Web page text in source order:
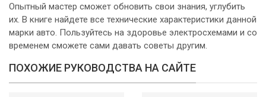
Опытный мастер сможет обновить свои знания, углубить
их. В книге найдете все технические характеристики данной
марки авто. Пользуйтесь на здоровье электросхемами и со
временем сможете сами давать советы другим.
ПОХОЖИЕ РУКОВОДСТВА НА САЙТЕ